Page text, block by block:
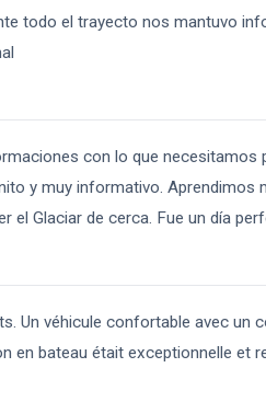
todo el trayecto nos mantuvo
con lo que necesitamos
y muy informativo. Aprendimos
el Glaciar de cerca. Fue un día
Un véhicule confortable avec un
en bateau était exceptionnelle et